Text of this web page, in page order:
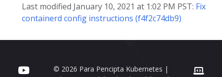
Last modified January 10, 2021 at 1:02 PM PST: Fix
containerd config instructions (f4f2c74db9)
© 2026 Para Pencipta Kubernetes |